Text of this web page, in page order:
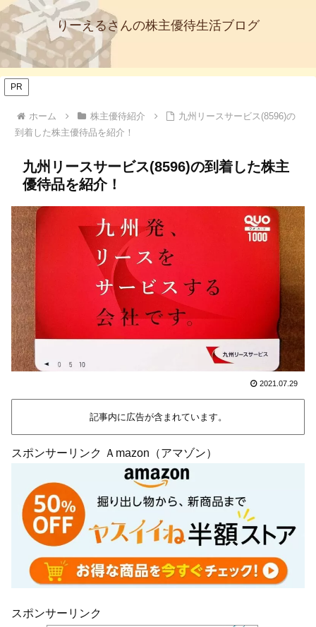
りーえるさんの株主優待生活ブログ
PR
ホーム 株主優待紹介
九州リースサービス(8596)の
到着した株主優待品を紹介！
九州リースサービス(8596)の到着した株主
優待品を紹介！
2021.07.29
記事内に広告が含まれています。
スポンサーリンク Ａmazon（アマゾン）
スポンサーリンク